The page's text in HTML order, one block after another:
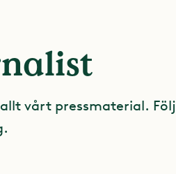
vårt pressmaterial. Följ